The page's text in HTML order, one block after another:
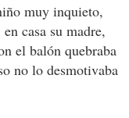
muy inquieto,
casa su madre,
el balón quebraba
no lo desmotivaba